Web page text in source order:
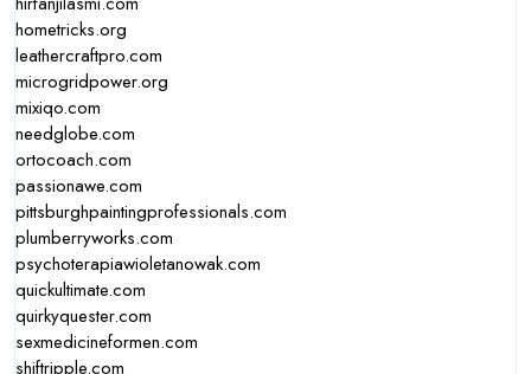
hometricks.org
leathercraftpro.com
microgridpower.org
mixiqo.com
needglobe.com
ortocoach.com
passionawe.com
pittsburghpaintingprofessionals.com
plumberryworks.com
psychoterapiawioletanowak.com
quickultimate.com
quirkyquester.com
sexmedicineformen.com
shiftripple.com